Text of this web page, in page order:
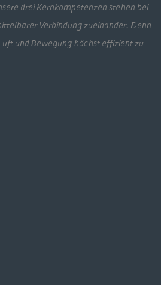
drei Kernkompetenzen stehen bei
Verbindung zueinander. Denn
und Bewegung höchst effizient zu